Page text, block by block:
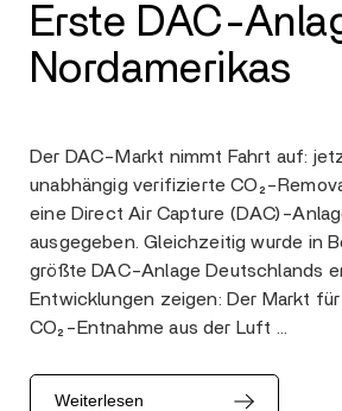
Erste DAC-
Nordamerikas
Der DAC-Markt nimmt Fahrt auf:
unabhängig verifizierte CO₂-
eine Direct Air Capture (DAC)-
ausgegeben. Gleichzeitig wurde in
größte DAC-Anlage Deutschlands
Entwicklungen zeigen: Der Markt
CO₂-Entnahme aus der Luft …
Weiterlesen